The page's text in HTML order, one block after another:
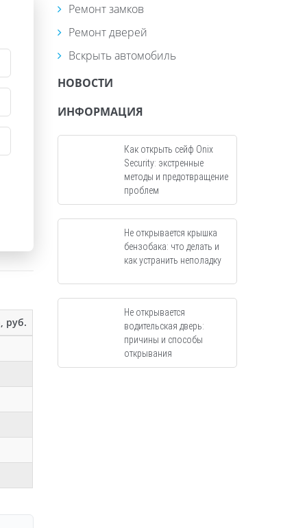
руб.
Ремонт замков
Ремонт дверей
Вскрыть автомобиль
НОВОСТИ
ИНФОРМАЦИЯ
Как открыть сейф Onix
Security: экстренные
методы и предотвращение
проблем
Не открывается крышка
бензобака: что делать и
как устранить неполадку
Не открывается
водительская дверь:
причины и способы
открывания